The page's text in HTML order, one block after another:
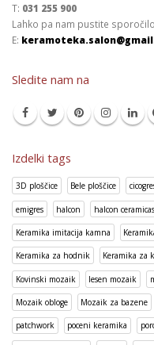
T: 031 255 900
Lahko pa nam pustite
E:
Sledite nam na
Izdelki tags
3D ploščice Bele ploščice
emigres halcon halcon ceramicas
Keramika imitacija kamna
Keramika za hodnik Keramika za
Kovinski mozaik lesen mozaik
Mozaik obloge Mozaik za bazene
patchwork poceni keramika